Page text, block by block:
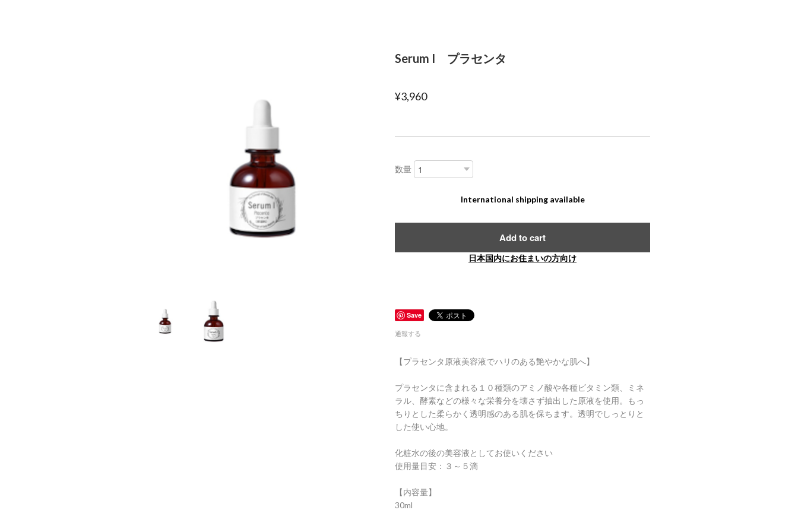
Serum I プラセンタ
¥3,960
数量
International shipping available
Add to cart
日本国内にお住まいの方向け
Save
通報する
【プラセンタ原液美容液でハリのある艶やかな肌へ】
プラセンタに含まれる１０種類のアミノ酸や各種ビタミン類、ミネ
ラル、酵素などの様々な栄養分を壊さず抽出した原液を使用。もっ
ちりとした柔らかく透明感のある肌を保ちます。透明でしっとりと
した使い心地。
化粧水の後の美容液としてお使いください
使用量目安：３～５滴
【内容量】
30ml